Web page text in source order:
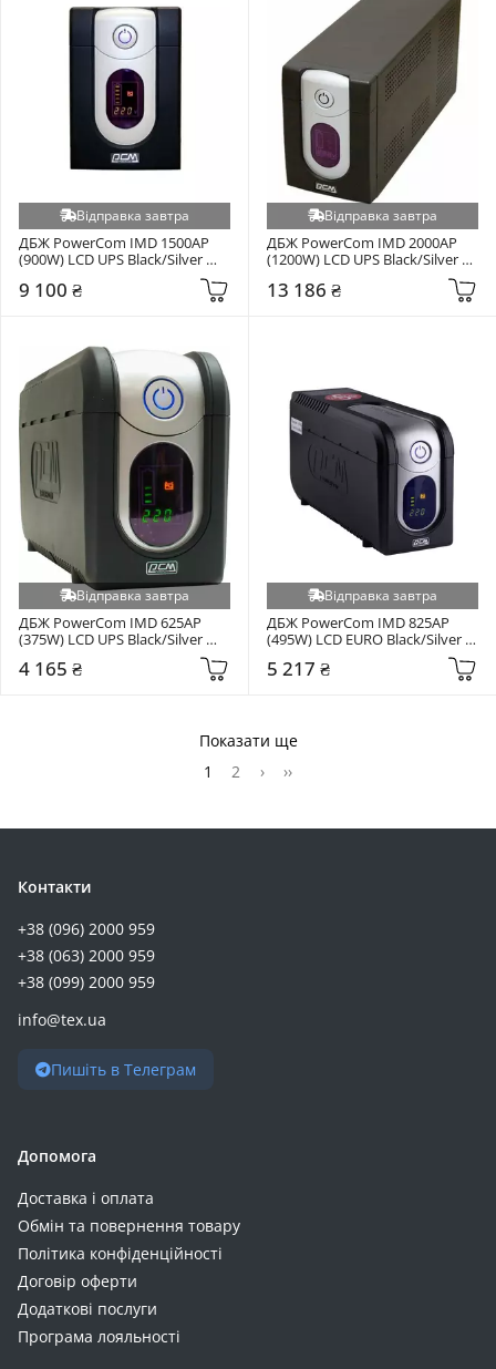
Відправка завтра
ДБЖ PowerCom IMD 1500AP
(900W) LCD UPS Black/Silver
9 100 ₴
Відправка завтра
ДБЖ PowerCom IMD 2000AP
(1200W) LCD UPS Black/Silver
13 186 ₴
Відправка завтра
ДБЖ PowerCom IMD 625AP
(375W) LCD UPS Black/Silver
4 165 ₴
Відправка завтра
ДБЖ PowerCom IMD 825AP
(495W) LCD EURO Black/Silver
5 217 ₴
Показати ще
1
2 › ››
Контакти
+38 (096) 2000 959
+38 (063) 2000 959
+38 (099) 2000 959
info@tex.ua
Пишіть в Телеграм
Допомога
Доставка і оплата
Обмін та повернення товару
Політика конфіденційності
Договір оферти
Додаткові послуги
Програма лояльності